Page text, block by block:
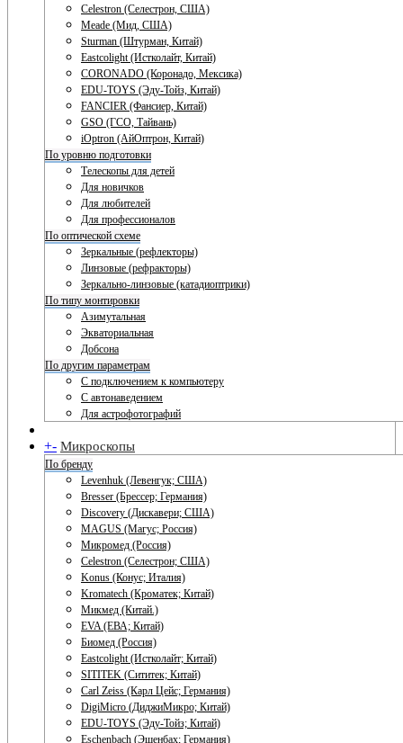
Celestron (Селестрон, США)
Meade (Мид, США)
Sturman (Штурман, Китай)
Eastcolight (Истколайт, Китай)
CORONADO (Коронадо, Мексика)
EDU-TOYS (Эду-Тойз, Китай)
FANCIER (Фансиер, Китай)
GSO (ГСО, Тайвань)
iOptron (АйОптрон, Китай)
По уровню подготовки
Телескопы для детей
Для новичков
Для любителей
Для профессионалов
По оптической схеме
Зеркальные (рефлекторы)
Линзовые (рефракторы)
Зеркально-линзовые (катадиоптрики)
По типу монтировки
Азимутальная
Экваториальная
Добсона
По другим параметрам
С подключением к компьютеру
С автонаведением
Для астрофотографий
+- Микроскопы
По бренду
Levenhuk (Левенгук; США)
Bresser (Брессер; Германия)
Discovery (Дискавери; США)
MAGUS (Магус; Россия)
Микромед (Россия)
Celestron (Селестрон; США)
Konus (Конус; Италия)
Kromatech (Кроматек; Китай)
Микмед (Китай.)
EVA (ЕВА; Китай)
Биомед (Россия)
Eastcolight (Истколайт; Китай)
SITITEK (Сититек; Китай)
Carl Zeiss (Карл Цейс; Германия)
DigiMicro (ДиджиМикро; Китай)
EDU-TOYS (Эду-Тойз; Китай)
Eschenbach (Эшенбах; Германия)